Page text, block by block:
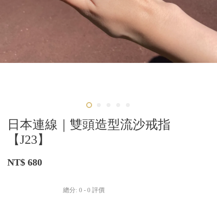
日本連線｜雙頭造型流沙戒指
【J23】
NT$ 680
總分: 0 - 0 評價